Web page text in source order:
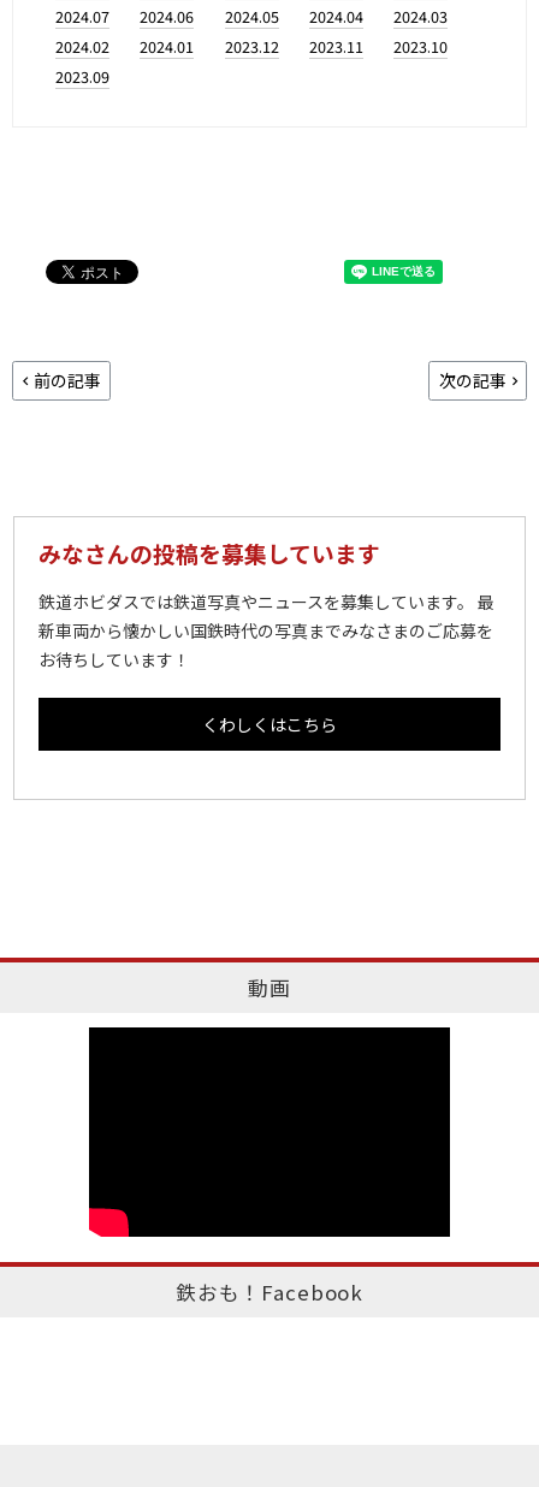
2024.07
2024.06 2024.05 2024.04
2024.03
2024.02
2024.01 2023.12 2023.11
2023.10
2023.09
前の記事 次の記事
みなさんの投稿を募集しています
鉄道ホビダスでは鉄道写真やニュースを募集しています。 最
新車両から懐かしい国鉄時代の写真までみなさまのご応募を
お待ちしています！
くわしくはこちら
動画
鉄おも！Facebook